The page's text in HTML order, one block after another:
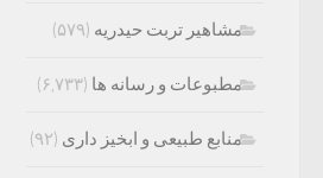
مشاهیر تربت حیدریه (۵۷۹)
مطبوعات و رسانه ها (۶,۷۳۳)
منابع طبیعی و ابخیز داری (۹۲)